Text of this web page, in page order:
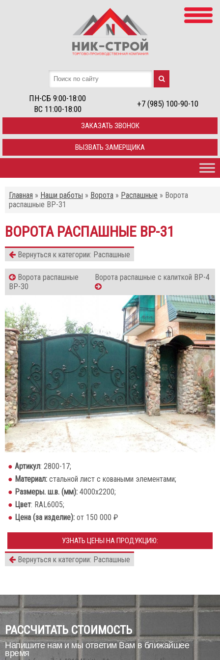
ПН-СБ 9:00-18:00
ВС 11:00-18:00
+7 (985) 100-90-10
ЗАКАЗАТЬ ЗВОНОК
ВЫЗВАТЬ ЗАМЕРЩИКА
Главная » Наши работы » Ворота » Распашные » Ворота
распашные ВР-31
ВОРОТА РАСПАШНЫЕ ВР-31
Вернуться к категории: Распашные
Ворота распашные
ВР-30
Ворота распашные с калиткой ВР-4
Артикул: 2800-17;
Материал: стальной лист с коваными элементами;
Размеры. ш.в. (мм): 4000х2200;
Цвет: RAL6005;
Цена (за изделие): от 150 000 ₽
УЗНАТЬ ЦЕНЫ НА ПРОДУКЦИЮ:
Вернуться к категории: Распашные
РАССЧИТАТЬ СТОИМОСТЬ
Напишите нам и мы ответим Вам в ближайшее
время